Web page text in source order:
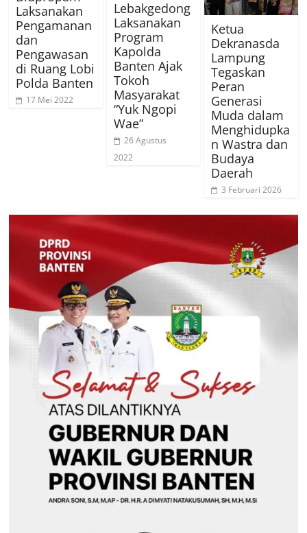
Laksanakan
Pengamanan
dan
Pengawasan
di Ruang Lobi
Polda Banten
17 Mei 2022
Lebakgedong
Laksanakan
Program
Kapolda
Banten Ajak
Tokoh
Masyarakat
“Yuk Ngopi
Wae”
26 Agustus
2022
Ketua
Dekranasda
Lampung
Tegaskan
Peran
Generasi
Muda dalam
Menghidupka
n Wastra dan
Budaya
Daerah
3 Februari 2026